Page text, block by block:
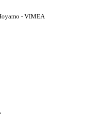
- VIMEA